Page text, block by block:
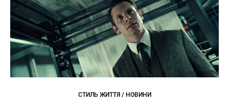
СТИЛЬ ЖИТТЯ / НОВИНИ